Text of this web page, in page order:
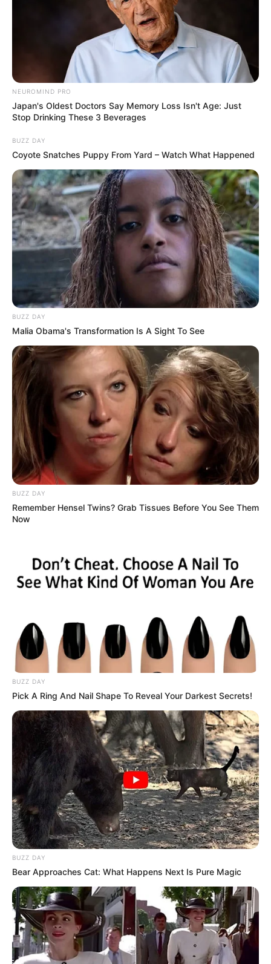
Ambyar! 10 Kalimat Baper
Pakai Bahasa Jawa Ini Bikin
Galau Abis
Fail! 10 Potret Makanan Gagal
Dimasak yang Bikin Kamu
Nggak Selera
10 Pose Manekin Anti
Mainstream yang Konyol
Banget
8 Kata Lucu Seputar Malam
Minggu ala Jomblo yang Bikin
Ngenes
Tidur, Serasa Beristirahat di
Kamar Raja
Tampil Lebih Modern, 7 Potret
Hasil Renovasi Rumah Berusia
90 Tahun
NEUROMIND PRO
Japan's Oldest Doctors Say Memory Loss Isn't Age: Just
Stop Drinking These 3 Beverages
BUZZ DAY
Coyote Snatches Puppy From Yard – Watch What Happened
BUZZ DAY
Malia Obama's Transformation Is A Sight To See
BUZZ DAY
Remember Hensel Twins? Grab Tissues Before You See Them
Now
BUZZ DAY
Pick A Ring And Nail Shape To Reveal Your Darkest Secrets!
BUZZ DAY
Bear Approaches Cat: What Happens Next Is Pure Magic